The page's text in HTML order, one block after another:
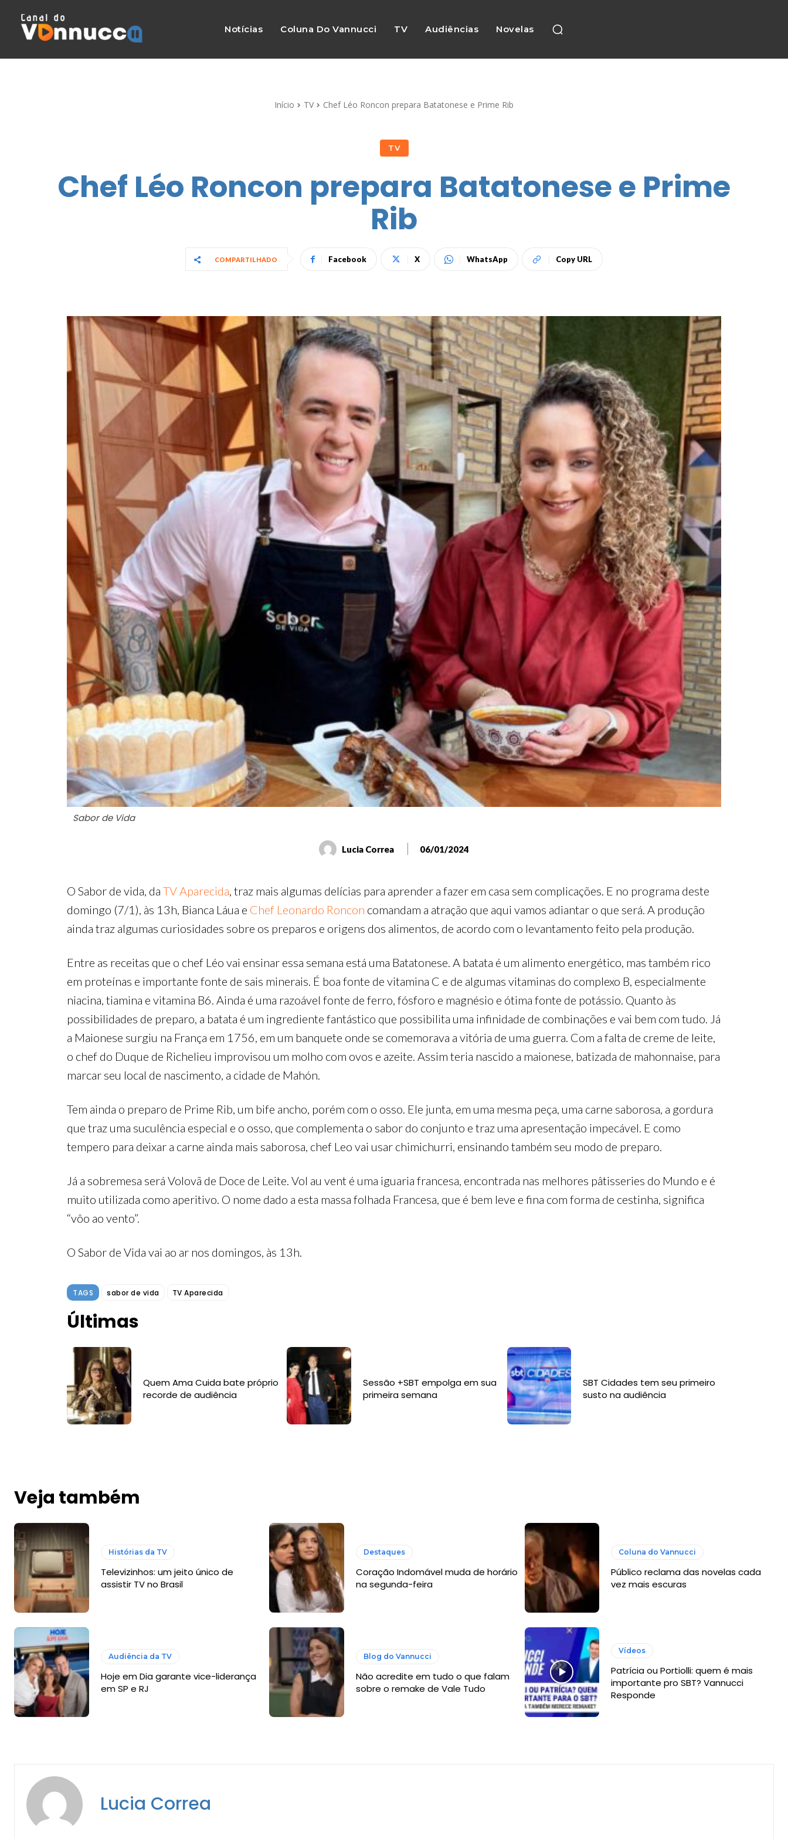
Notícias Coluna Do Vannucci TV Audiências Novelas
Início TV Chef Léo Roncon prepara Batatonese e Prime Rib
TV
Chef Léo Roncon prepara Batatonese e Prime
Rib
COMPARTILHADO Facebook X WhatsApp Copy URL
Sabor de Vida
Lucia Correa 06/01/2024
O Sabor de vida, da TV Aparecida, traz mais algumas delícias para aprender a fazer em casa sem complicações. E no programa deste
domingo (7/1), às 13h, Bianca Láua e Chef Leonardo Roncon comandam a atração que aqui vamos adiantar o que será. A produção
ainda traz algumas curiosidades sobre os preparos e origens dos alimentos, de acordo com o levantamento feito pela produção.
Entre as receitas que o chef Léo vai ensinar essa semana está uma Batatonese. A batata é um alimento energético, mas também rico
em proteínas e importante fonte de sais minerais. É boa fonte de vitamina C e de algumas vitaminas do complexo B, especialmente
niacina, tiamina e vitamina B6. Ainda é uma razoável fonte de ferro, fósforo e magnésio e ótima fonte de potássio. Quanto às
possibilidades de preparo, a batata é um ingrediente fantástico que possibilita uma infinidade de combinações e vai bem com tudo. Já
a Maionese surgiu na França em 1756, em um banquete onde se comemorava a vitória de uma guerra. Com a falta de creme de leite,
o chef do Duque de Richelieu improvisou um molho com ovos e azeite. Assim teria nascido a maionese, batizada de mahonnaise, para
marcar seu local de nascimento, a cidade de Mahón.
Tem ainda o preparo de Prime Rib, um bife ancho, porém com o osso. Ele junta, em uma mesma peça, uma carne saborosa, a gordura
que traz uma suculência especial e o osso, que complementa o sabor do conjunto e traz uma apresentação impecável. E como
tempero para deixar a carne ainda mais saborosa, chef Leo vai usar chimichurri, ensinando também seu modo de preparo.
Já a sobremesa será Volovã de Doce de Leite. Vol au vent é uma iguaria francesa, encontrada nas melhores pâtisseries do Mundo e é
muito utilizada como aperitivo. O nome dado a esta massa folhada Francesa, que é bem leve e fina com forma de cestinha, significa
“vôo ao vento”.
O Sabor de Vida vai ao ar nos domingos, às 13h.
TAGS sabor de vida TV Aparecida
Últimas
Quem Ama Cuida bate próprio
recorde de audiência
Sessão +SBT empolga em sua
primeira semana
SBT Cidades tem seu primeiro
susto na audiência
Veja também
Histórias da TV
Televizinhos: um jeito único de
assistir TV no Brasil
Destaques
Coração Indomável muda de horário
na segunda-feira
Coluna do Vannucci
Público reclama das novelas cada
vez mais escuras
Audiência da TV
Hoje em Dia garante vice-liderança
em SP e RJ
Blog do Vannucci
Não acredite em tudo o que falam
sobre o remake de Vale Tudo
Vídeos
Patrícia ou Portiolli: quem é mais
importante pro SBT? Vannucci
Responde
Lucia Correa